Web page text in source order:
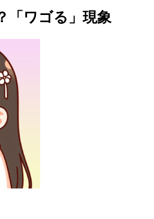
「ワゴる」現象